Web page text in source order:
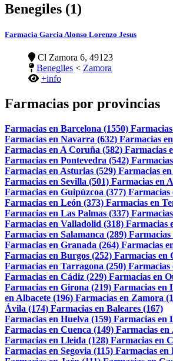
Benegiles (1)
Farmacia Garcia Alonso Lorenzo Jesus
Cl Zamora 6, 49123
Benegiles < Zamora
+info
Farmacias por provincias
Farmacias en Barcelona (1550)
Farmacias en Navarra (632) Farmacias
Farmacias en A Coruña (582) Farmacias
Farmacias en Pontevedra (542)
Farmacias en Asturias (529) Farmacias
Farmacias en Sevilla (501) Farmacias en
Farmacias en Guipúzcoa (377) Farmacias
Farmacias en León (373) Farmacias en
Farmacias en Las Palmas (337)
Farmacias en Valladolid (318) Farmacias
Farmacias en Salamanca (289)
Farmacias en Granada (264) Farmacias
Farmacias en Burgos (252) Farmacias en
Farmacias en Tarragona (250) Farmacias
Farmacias en Cádiz (229) Farmacias en
Farmacias en Girona (219) Farmacias en
en Albacete (196) Farmacias en Zamora
Ávila (174) Farmacias en Baleares (167)
Farmacias en Huelva (159) Farmacias en
Farmacias en Cuenca (149) Farmacias en
Farmacias en Lleida (128) Farmacias en
Farmacias en Segovia (115) Farmacias en